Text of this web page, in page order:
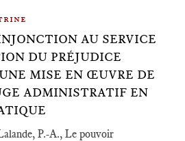
AU SERVICE
DU PRÉJUDICE
MISE EN ŒUVRE DE
ADMINISTRATIF EN
P.-A., Le pouvoir